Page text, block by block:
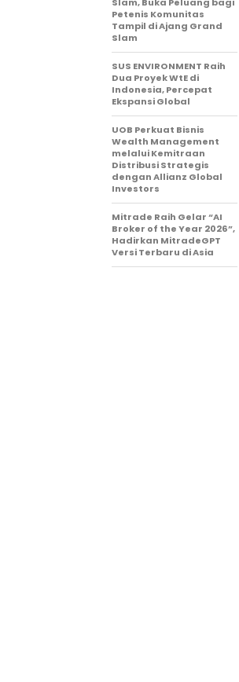
Petenis Komunitas
Tampil di Ajang Grand
Slam
SUS ENVIRONMENT Raih
Dua Proyek WtE di
Indonesia, Percepat
Ekspansi Global
UOB Perkuat Bisnis
Wealth Management
melalui Kemitraan
Distribusi Strategis
dengan Allianz Global
Investors
Mitrade Raih Gelar “AI
Broker of the Year 2026”,
Hadirkan MitradeGPT
Versi Terbaru di Asia